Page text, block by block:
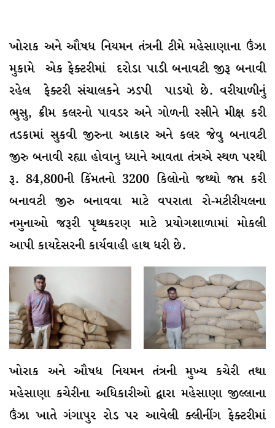
ખોરાક અને ઔષધ નિયમન તંત્રની ટીમે મહેસાણાના ઉંઝા
મુકામે એક ફેક્ટરીમાં દરોડા પાડી બનાવટી જીરૂ બનાવી
રહેલ ફેક્ટરી સંચાલકને ઝડપી પાડયો છે. વરીયાળીનું
ભુસુ, ક્રીમ કલરનો પાવડર અને ગોળની રસીને મીક્ષ કરી
તડકામાં સુકવી જીરુના આકાર અને કલર જેવુ બનાવટી
જીરુ બનાવી રહ્યા હોવાનુ ધ્યાને આવતા તંત્રએ સ્થળ પરથી
રૂ. 84,800ની કિંમતનો 3200 કિલોનો જથ્થો જપ્ત કરી
બનાવટી જીરુ બનાવવા માટે વપરાતા રો-મટીરીયલના
નમુનાઓ જરૂરી પૃથ્થકરણ માટે પ્રયોગશાળામાં મોકલી
આપી કાયદેસરની કાર્યવાહી હાથ ધરી છે.
ખોરાક અને ઔષધ નિયમન તંત્રની મુખ્ય કચેરી તથા
મહેસાણા કચેરીના અધિકારીઓ દ્વારા મહેસાણા જીલ્લાના
ઉંઝા ખાતે ગંગાપુર રોડ પર આવેલી ક્લીનીંગ ફેક્ટરીમાં